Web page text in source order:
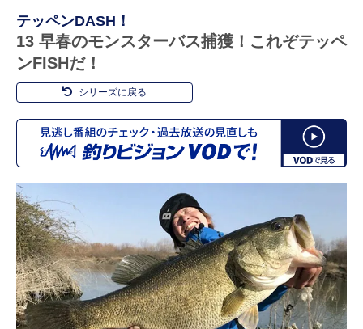
テッペンDASH！
13 早春のモンスターバス捕獲！これぞテッペ
ンFISHだ！
シリーズに戻る